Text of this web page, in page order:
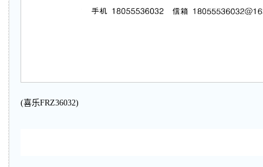
(喜乐FRZ36032)